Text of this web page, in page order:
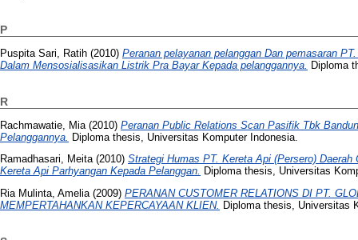
P
Puspita Sari, Ratih (2010) Peranan pelayanan pelanggan Dan pemasaran
Dalam Mensosialisasikan Listrik Pra Bayar Kepada pelanggannya.
Diploma
R
Rachmawatie, Mia (2010) Peranan Public Relations Scan Pasifik Tbk
Pelanggannya. Diploma thesis, Universitas Komputer Indonesia.
Ramadhasari, Meita(2010) Strategi Humas PT. Kereta Api (Persero)
Kereta Api Parhyangan Kepada Pelanggan. Diploma thesis, Universitas
Ria Mulinta, Amelia(2009) PERANAN CUSTOMER RELATIONS DI PT.
MEMPERTAHANKAN KEPERCAYAAN KLIEN. Diploma thesis, Universitas